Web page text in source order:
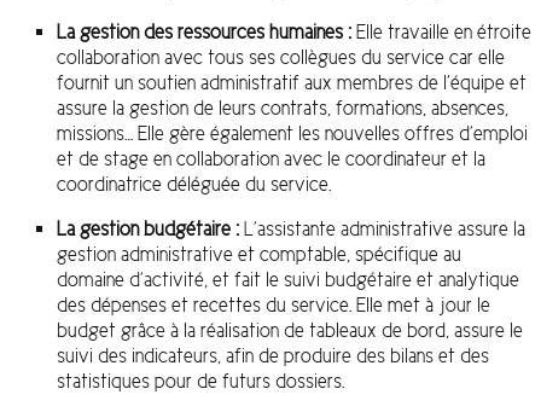
La gestion des ressources humaines :Elle travaille en étroite
collaboration avec tous ses collègues du service car elle
fournit un soutien administratif aux membres de l’équipe et
assure la gestion de leurs contrats, formations, absences,
missions… Elle gère également les nouvelles offres d’emploi
et de stage en collaboration avec le coordinateur et la
coordinatrice déléguée du service.
La gestion budgétaire :L’assistante administrative assure la
gestion administrative et comptable, spécifique au
domaine d’activité, et fait le suivi budgétaire et analytique
des dépenses et recettes du service. Elle met à jour le
budget grâce à la réalisation de tableaux de bord, assure le
suivi des indicateurs, afin de produire des bilans et des
statistiques pour de futurs dossiers.